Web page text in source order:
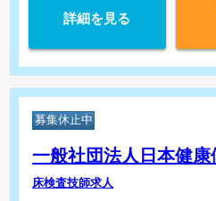
詳細を見る
募集休止中
一般社団法人日本健
床検査技師求人